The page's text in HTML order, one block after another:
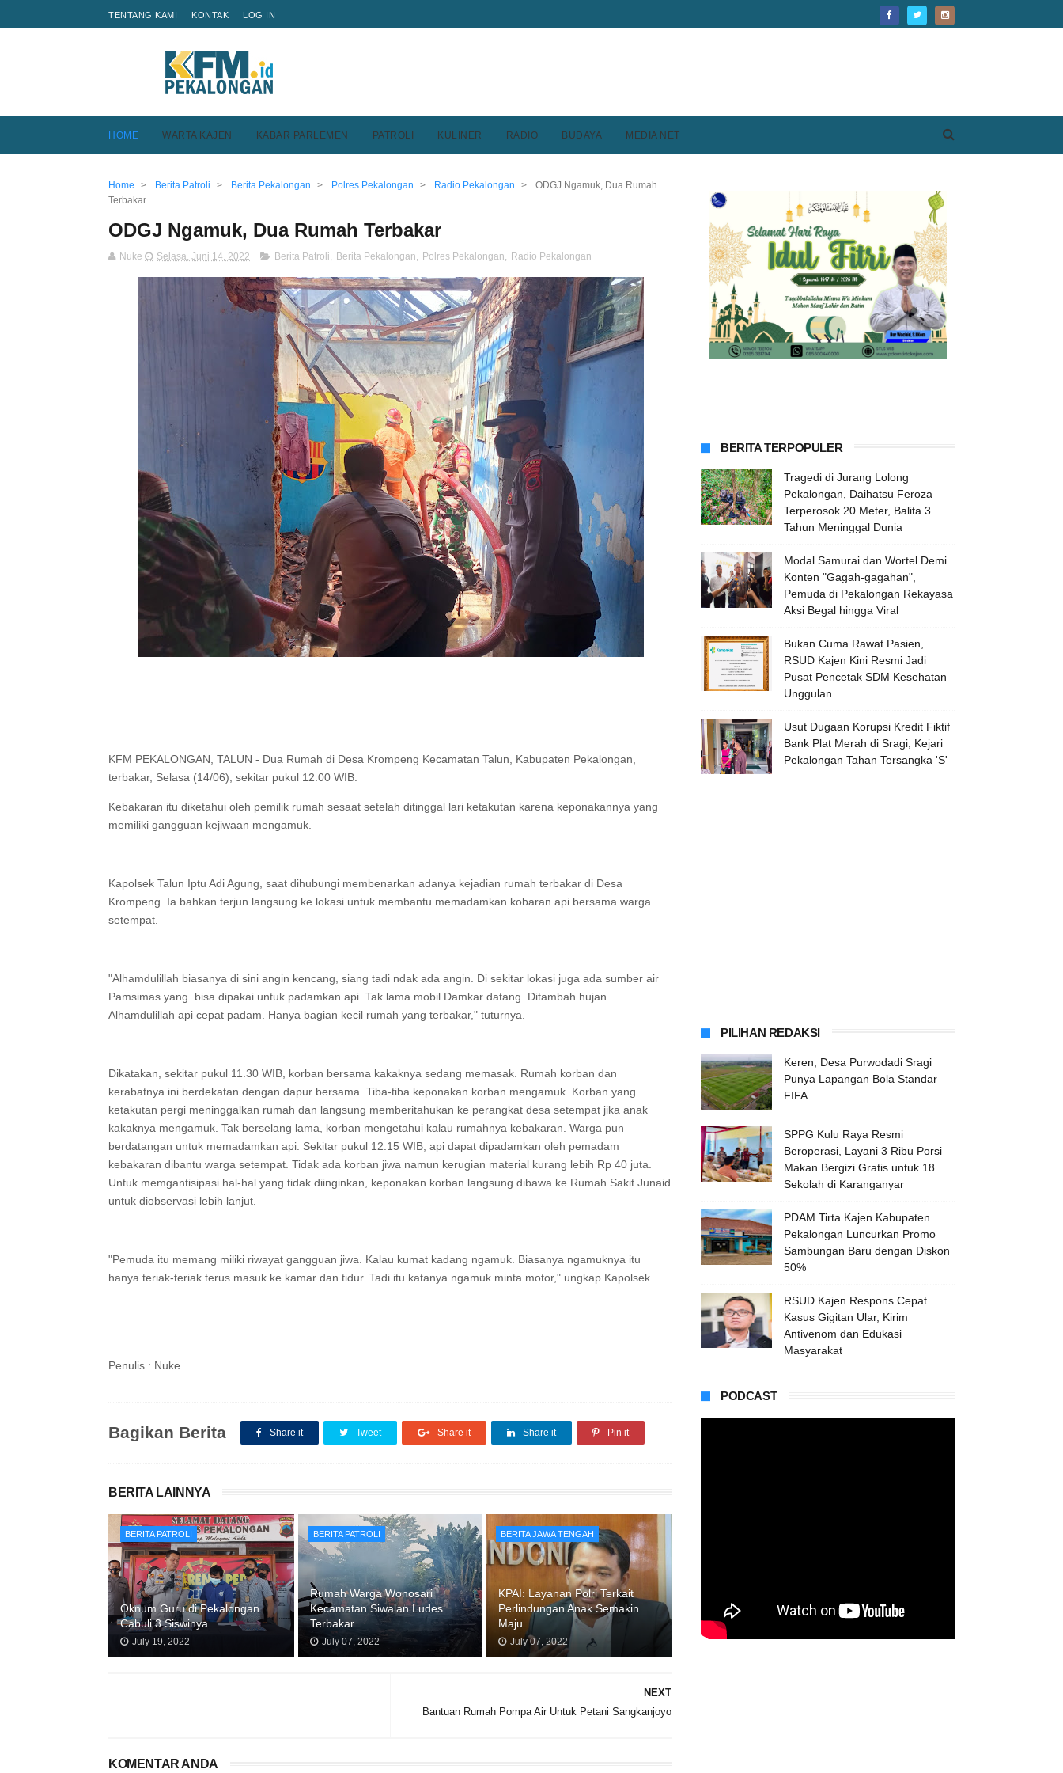
TENTANG KAMI KONTAK LOG IN
HOME WARTA KAJEN KABAR PARLEMEN PATROLI KULINER RADIO BUDAYA MEDIA NET
Home > Berita Patroli > Berita Pekalongan > Polres Pekalongan > Radio Pekalongan >
ODGJ Ngamuk, Dua Rumah
Terbakar
ODGJ Ngamuk, Dua Rumah Terbakar
Nuke Selasa, Juni 14, 2022 Berita Patroli, Berita Pekalongan, Polres Pekalongan, Radio Pekalongan
KFM PEKALONGAN, TALUN - Dua Rumah di Desa Krompeng Kecamatan Talun, Kabupaten Pekalongan,
terbakar, Selasa (14/06), sekitar pukul 12.00 WIB.
Kebakaran itu diketahui oleh pemilik rumah sesaat setelah ditinggal lari ketakutan karena keponakannya yang
memiliki gangguan kejiwaan mengamuk.
Kapolsek Talun Iptu Adi Agung, saat dihubungi membenarkan adanya kejadian rumah terbakar di Desa
Krompeng. Ia bahkan terjun langsung ke lokasi untuk membantu memadamkan kobaran api bersama warga
setempat.
"Alhamdulillah biasanya di sini angin kencang, siang tadi ndak ada angin. Di sekitar lokasi juga ada sumber air
Pamsimas yang bisa dipakai untuk padamkan api. Tak lama mobil Damkar datang. Ditambah hujan.
Alhamdulillah api cepat padam. Hanya bagian kecil rumah yang terbakar," tuturnya.
Dikatakan, sekitar pukul 11.30 WIB, korban bersama kakaknya sedang memasak. Rumah korban dan
kerabatnya ini berdekatan dengan dapur bersama. Tiba-tiba keponakan korban mengamuk. Korban yang
ketakutan pergi meninggalkan rumah dan langsung memberitahukan ke perangkat desa setempat jika anak
kakaknya mengamuk. Tak berselang lama, korban mengetahui kalau rumahnya kebakaran. Warga pun
berdatangan untuk memadamkan api. Sekitar pukul 12.15 WIB, api dapat dipadamkan oleh pemadam
kebakaran dibantu warga setempat. Tidak ada korban jiwa namun kerugian material kurang lebih Rp 40 juta.
Untuk memgantisipasi hal-hal yang tidak diinginkan, keponakan korban langsung dibawa ke Rumah Sakit Junaid
untuk diobservasi lebih lanjut.
"Pemuda itu memang miliki riwayat gangguan jiwa. Kalau kumat kadang ngamuk. Biasanya ngamuknya itu
hanya teriak-teriak terus masuk ke kamar dan tidur. Tadi itu katanya ngamuk minta motor," ungkap Kapolsek.
Penulis : Nuke
Bagikan Berita Share it Tweet Share it Share it Pin it
BERITA LAINNYA
BERITA PATROLI
Oknum Guru di Pekalongan
Cabuli 3 Siswinya
July 19, 2022
BERITA PATROLI
Rumah Warga Wonosari
Kecamatan Siwalan Ludes
Terbakar
July 07, 2022
BERITA JAWA TENGAH
KPAI: Layanan Polri Terkait
Perlindungan Anak Semakin
Maju
July 07, 2022
NEXT
Bantuan Rumah Pompa Air Untuk Petani Sangkanjoyo
KOMENTAR ANDA
BERITA TERPOPULER
Tragedi di Jurang Lolong
Pekalongan, Daihatsu Feroza
Terperosok 20 Meter, Balita 3
Tahun Meninggal Dunia
Modal Samurai dan Wortel Demi
Konten "Gagah-gagahan",
Pemuda di Pekalongan Rekayasa
Aksi Begal hingga Viral
Bukan Cuma Rawat Pasien,
RSUD Kajen Kini Resmi Jadi
Pusat Pencetak SDM Kesehatan
Unggulan
Usut Dugaan Korupsi Kredit Fiktif
Bank Plat Merah di Sragi, Kejari
Pekalongan Tahan Tersangka 'S'
PILIHAN REDAKSI
Keren, Desa Purwodadi Sragi
Punya Lapangan Bola Standar
FIFA
SPPG Kulu Raya Resmi
Beroperasi, Layani 3 Ribu Porsi
Makan Bergizi Gratis untuk 18
Sekolah di Karanganyar
PDAM Tirta Kajen Kabupaten
Pekalongan Luncurkan Promo
Sambungan Baru dengan Diskon
50%
RSUD Kajen Respons Cepat
Kasus Gigitan Ular, Kirim
Antivenom dan Edukasi
Masyarakat
PODCAST